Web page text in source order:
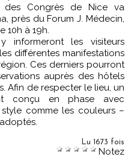
des Congrès de Nice va
près du Forum J. Médecin,
10h à 19h.
informeront les visiteurs
différentes manifestations
Ces derniers pourront
auprès des hôtels
Afin de respecter le lieu, un
conçu en phase avec
comme les couleurs –
Lu 1673 fois
Notez